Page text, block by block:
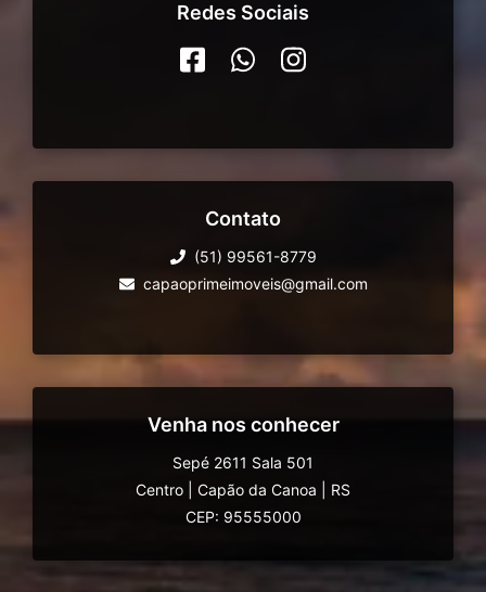
Redes Sociais
Contato
(51) 99561-8779
capaoprimeimoveis@gmail.com
Venha nos conhecer
Sepé 2611 Sala 501
Centro
Capão da Canoa
RS
CEP: 95555000